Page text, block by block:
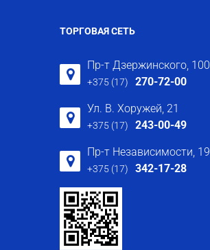
ТОРГОВАЯ СЕТЬ
Пр-т Дзержинского, 100
+375 (17) 270-72-00
Ул. В. Хоружей, 21
+375 (17) 243-00-49
Пр-т Независимости, 19
+375 (17) 342-17-28